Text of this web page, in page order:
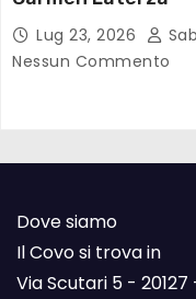
Lug 23, 2026
Nessun Commento
Dove siamo
Il Covo si trova in
Via Scutari 5 -